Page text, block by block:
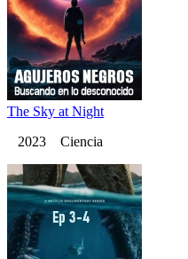
The Sky at Night
2023 Ciencia